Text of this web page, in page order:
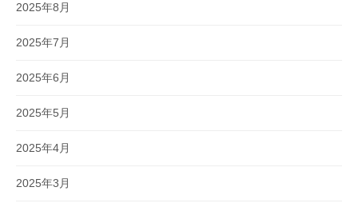
2025年8月
2025年7月
2025年6月
2025年5月
2025年4月
2025年3月